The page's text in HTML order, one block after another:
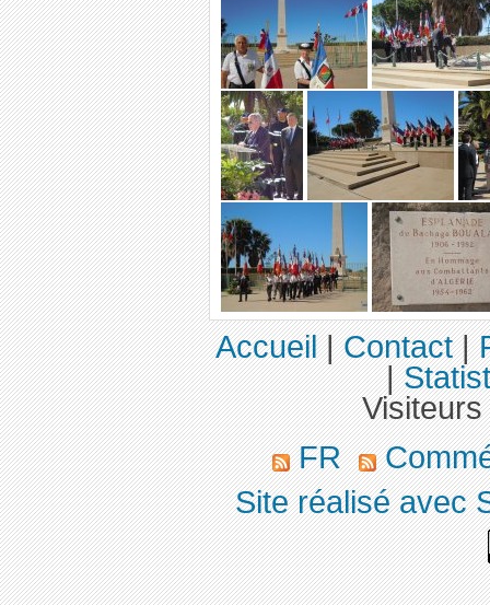
Accueil|Contact|
|
FR
Site réalisé avec